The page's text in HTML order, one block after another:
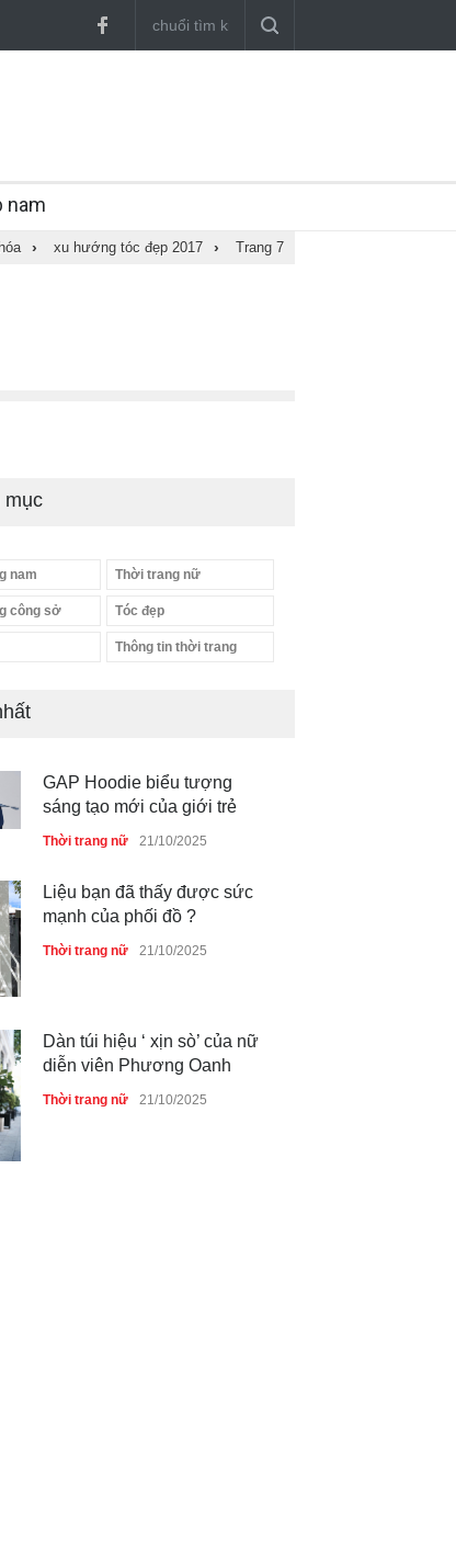
nam
› xu hướng tóc đẹp 2017 › Trang 7
mục
nam Thời trang nữ
công sở Tóc đẹp
Thông tin thời trang
GAP Hoodie biểu tượng
sáng tạo mới của giới trẻ
Thời trang nữ 21/10/2025
Liệu bạn đã thấy được sức
mạnh của phối đồ ?
Thời trang nữ 21/10/2025
Dàn túi hiệu ‘ xịn sò’ của nữ
diễn viên Phương Oanh
Thời trang nữ 21/10/2025